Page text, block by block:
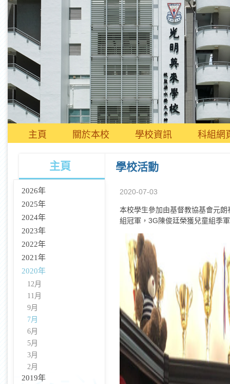
主頁 關於本校 學校資訊 科組網
主頁 學校活動
2026年
2025年
2024年
2023年
2022年
2021年
2020年
12月
11月
9月
7月
6月
5月
3月
2月
2019年
2020-07-03
本校學生參加由基督教協基會元
組冠軍，3G陳俊廷榮獲兒童組季